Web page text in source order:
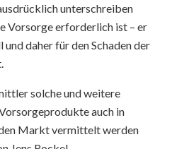
unterschreiben
Vorsorge erforderlich ist – er
daher für den Schaden der
solche und weitere
auch in
Markt vermittelt werden